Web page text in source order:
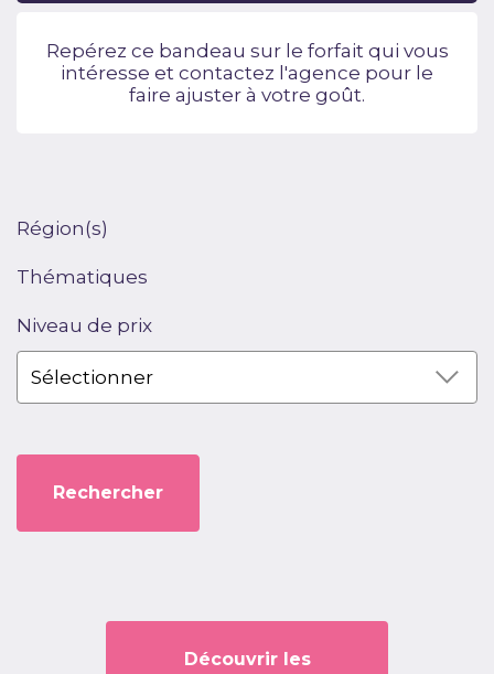
Repérez ce bandeau sur le forfait qui vous
intéresse et contactez l'agence pour le
faire ajuster à votre goût.
Région(s)
Thématiques
Niveau de prix
Découvrir les